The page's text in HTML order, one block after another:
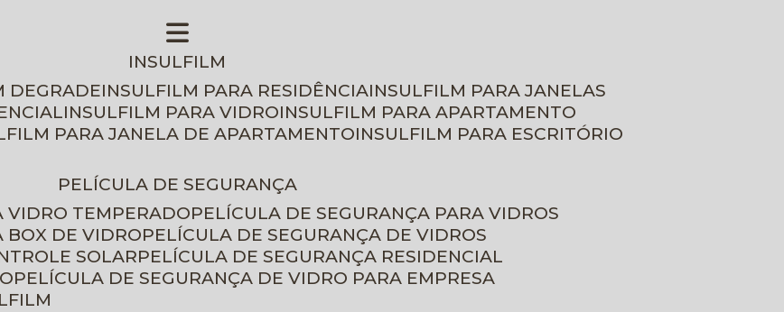
INSULFILM
DEGRADE INSULFILM PARA RESIDÊNCIA INSULFILM PARA JANELAS
INSULFILM PARA VIDRO INSULFILM PARA APARTAMENTO
PARA JANELA DE APARTAMENTO INSULFILM PARA ESCRITÓRIO
PELÍCULA DE SEGURANÇA
VIDRO TEMPERADO
PELÍCULA DE SEGURANÇA PARA VIDROS
BOX DE VIDRO
PELÍCULA DE SEGURANÇA DE VIDROS
SOLAR
PELÍCULA DE SEGURANÇA RESIDENCIAL
PELÍCULA DE SEGURANÇA DE VIDRO PARA EMPRESA